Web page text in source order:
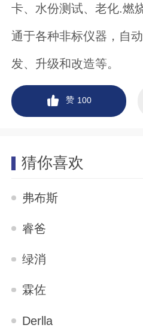
卡、水份测试、老化.燃
通于各种非标仪器，自
发、升级和改造等。
赞 100
猜你喜欢
弗布斯
睿爸
绿消
霖佐
Derlla